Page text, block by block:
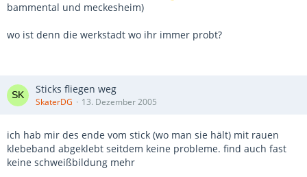
bammental und meckesheim)
wo ist denn die werkstadt wo ihr immer probt?
Sticks fliegen weg
SkaterDG 13. Dezember 2005
ich hab mir des ende vom stick (wo man sie hält) mit rauen
klebeband abgeklebt seitdem keine probleme. find auch fast
keine schweißbildung mehr